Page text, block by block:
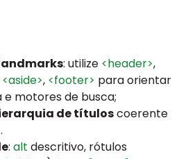
: utilize <header>,
<aside>, <footer> para orientar
motores de busca;
de títuloscoerente
:alt descritivo, rótulos